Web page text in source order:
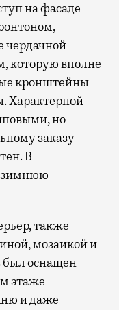
на фасаде
которую вполне
кронштейны
Характерной
но
заказу
В
зимнюю
также
мозаикой и
оснащен
этаже
и даже